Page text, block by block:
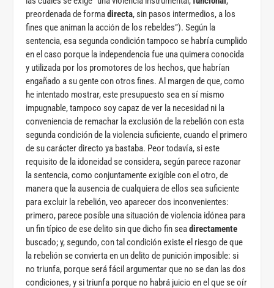
preordenada de formadirecta, sin pasos intermedios, a los
fines que animan la acción de los rebeldes”). Según la
sentencia, esa segunda condición tampoco se habría cumplido
en el caso porque la independencia fue una quimera conocida
y utilizada por los promotores de los hechos, que habrían
engañado a su gente con otros fines. Al margen de que, como
he intentado mostrar, este presupuesto sea en sí mismo
impugnable, tampoco soy capaz de ver la necesidad ni la
conveniencia de remachar la exclusión de la rebelión con esta
segunda condición de la violencia suficiente, cuando el primero
de su carácter directo ya bastaba. Peor todavía, si este
requisito de la idoneidad se considera, según parece razonar
la sentencia, como conjuntamente exigible con el otro, de
manera que la ausencia de cualquiera de ellos sea suficiente
para excluir la rebelión, veo aparecer dos inconvenientes:
primero, parece posible una situación de violencia idónea para
un fin típico de ese delito sin que dicho fin seadirectamente
buscado; y, segundo, con tal condición existe el riesgo de que
la rebelión se convierta en un delito de punición imposible: si
no triunfa, porque será fácil argumentar que no se dan las dos
condiciones, y si triunfa porque no habrá juicio en el que se oír